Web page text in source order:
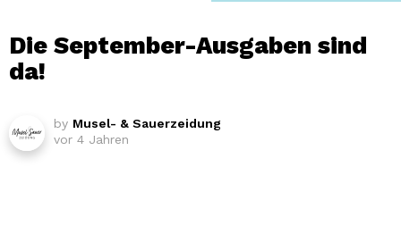
Die September-Ausgaben sind
da!
by Musel- & Sauerzeidung
vor 4 Jahren